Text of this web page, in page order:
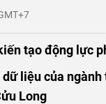
tạo động lực
liệu của
Long